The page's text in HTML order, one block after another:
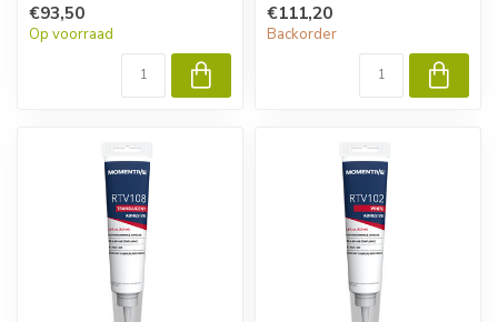
€93,50
Op voorraad
€111,20
Backorder